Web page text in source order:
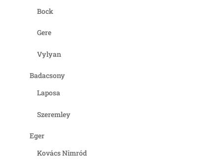
Bock
Gere
Vylyan
Badacsony
Laposa
Szeremley
Eger
Kovács Nimród